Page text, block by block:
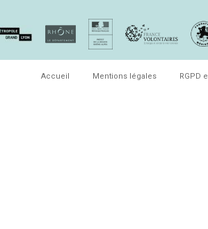
Accueil Mentions légales RGPD